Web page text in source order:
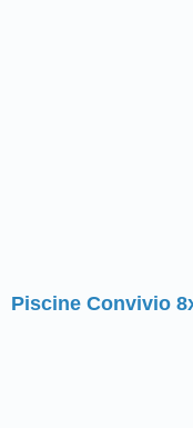
Piscine Convivio